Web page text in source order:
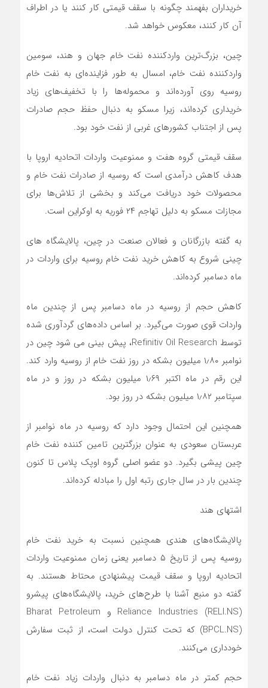
خریداران بفهمند چگونه با سقف قیمتی کار کنند یا در اطراف
آن کار کنند، معکوس خواهد شد.
چین، بزرگ‌ترین واردکننده نفت خام جهان و هند، سومین
واردکننده نفت خام، امسال به طور فزاینده‌ای به نفت خام
روسیه روی آورده‌اند و محموله‌ها را با تخفیف‌های زیاد
خریداری کرده‌اند، زیرا مسکو به دنبال حفظ حجم صادرات
پس از اجتناب کشورهای غربی از نفت خود بود.
سقف قیمتی گروه هفت و ممنوعیت واردات اتحادیه اروپا با
هدف کاهش درآمدی است که روسیه از صادرات نفت خام و
محصولات خود دریافت می‌کند و بخشی از تلاش‌ها برای
مجازات مسکو به دلیل تهاجم ۲۴ فوریه به اوکراین است.
به گفته بازرگانان و فعالان صنعت در چین، پالایشگاه های
چینی شروع به کاهش خرید نفت خام روسیه برای واردات در
ماه دسامبر کرده‌اند.
کاهش حجم از روسیه در ماه دسامبر پس از چندین ماه
واردات قوی صورت می‌گیرد. بر اساس داده‌های گردآوری شده
توسط Refinitiv Oil Research، پیش بینی می شود چین در
نوامبر ۱٫۸۰ میلیون بشکه در روز نفت خام از روسیه وارد کند.
این رقم در ماه اکتبر ۱٫۶۹ میلیون بشکه در روز و در ماه
سپتامبر ۱٫۸۲ میلیون بشکه در روز بود.
همچنین این احتمال وجود دارد که روسیه در ماه نوامبر از
عربستان سعودی به عنوان بزرگترین تامین کننده نفت خام
چین پیشی بگیرد. دو عضو اصلی گروه اوپک پلاس تا کنون
چندین بار در سال جاری رتبه اول را مبادله کرده‌اند.
اشتهای هند
پالایشگاه‌های هندی همچنین نسبت به خرید نفت خام
روسیه پس از تاریخ ۵ دسامبر یعنی زمان ممنوعیت واردات
اتحادیه اروپا و سقف قیمت پیشنهادی محتاط هستند. به
گفته دو منبع آشنا با طرح‌های خرید، پالایشگاه‌های پیشرو
Reliance Industries (RELI.NS) و Bharat Petroleum
(BPCL.NS) که تحت کنترل دولت است، از ثبت سفارش
خودداری می‌کنند.
حجم کمتر در ماه دسامبر به دنبال واردات زیاد نفت خام